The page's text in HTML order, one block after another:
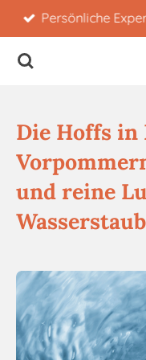
Zum
Hauptinhalt
springen
Persönliche
Die Hoffs
und reine